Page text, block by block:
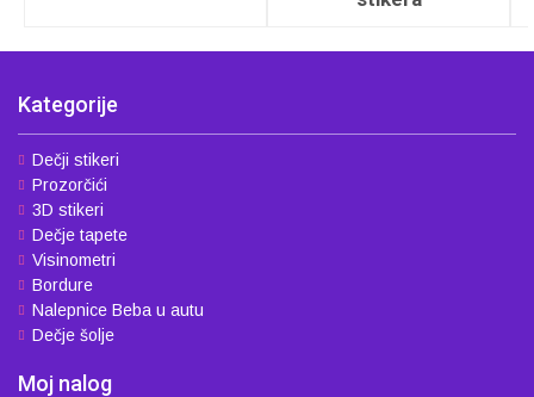
Kategorije
Dečji stikeri
Prozorčići
3D stikeri
Dečje tapete
Visinometri
Bordure
Nalepnice Beba u autu
Dečje šolje
Moj nalog